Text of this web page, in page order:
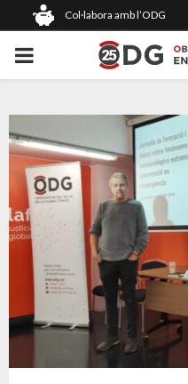
Col·labora amb l’ODG
PRIMARY